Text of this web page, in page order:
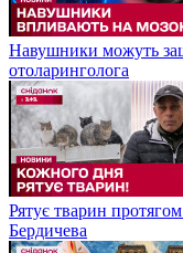
Навушники можуть
отоларинголога
Рятує тварин
Бердичева